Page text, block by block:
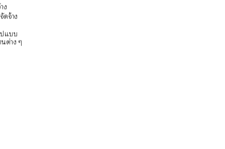
ง
ดจ้าง
แบบ
ต่าง ๆ